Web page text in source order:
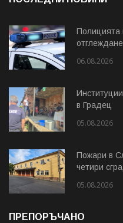
Полицията
06.08.2026
в Градец
05.08.2026
Пожари в
четири
05.08.2026
ПРЕПОРЪЧАНО